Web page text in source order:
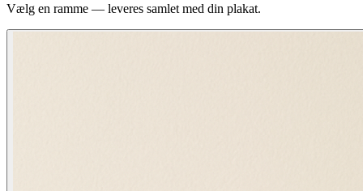
Vælg en ramme — leveres samlet med din plakat.